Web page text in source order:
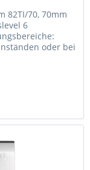
82TI/70, 70mm
6
oder bei